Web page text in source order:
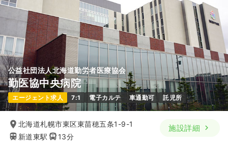
土日祝休み
年間休日127日
第二新卒可
月給27万円以上可
気になる 詳細を見る
内視鏡正看護師 一般病院
日勤のみ（常勤） 一時募集休止
給与 20.8〜24.2万円/月 賞与4ヶ月
※一例
公益社団法人北海道勤労者医療協会
勤医協中央病院
エージェント求人 7:1 電子カルテ 車通勤可 託児所
北海道札幌市東区東苗穂五条1-9-1
新道東駅
13分
施設詳細